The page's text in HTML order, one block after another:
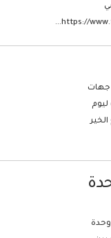
جهات
الخير